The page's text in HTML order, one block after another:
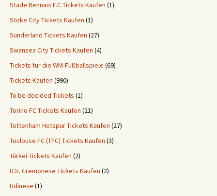
Stade Rennais F.C Tickets Kaufen (1)
Stoke City Tickets Kaufen (1)
Sunderland Tickets Kaufen (27)
Swansea City Tickets Kaufen (4)
Tickets für die WM-Fußballspiele (69)
Tickets Kaufen (990)
To be decided Tickets (1)
Torino FC Tickets Kaufen (21)
Tottenham Hotspur Tickets Kaufen (27)
Toulouse FC (TFC) Tickets Kaufen (3)
Türkei Tickets Kaufen (2)
U.S. Cremonese Tickets Kaufen (2)
Udinese (1)